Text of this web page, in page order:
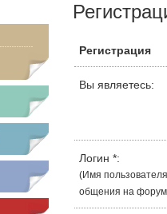
Регистрация
Вы являетесь:
Логин *:
(Имя
общения на